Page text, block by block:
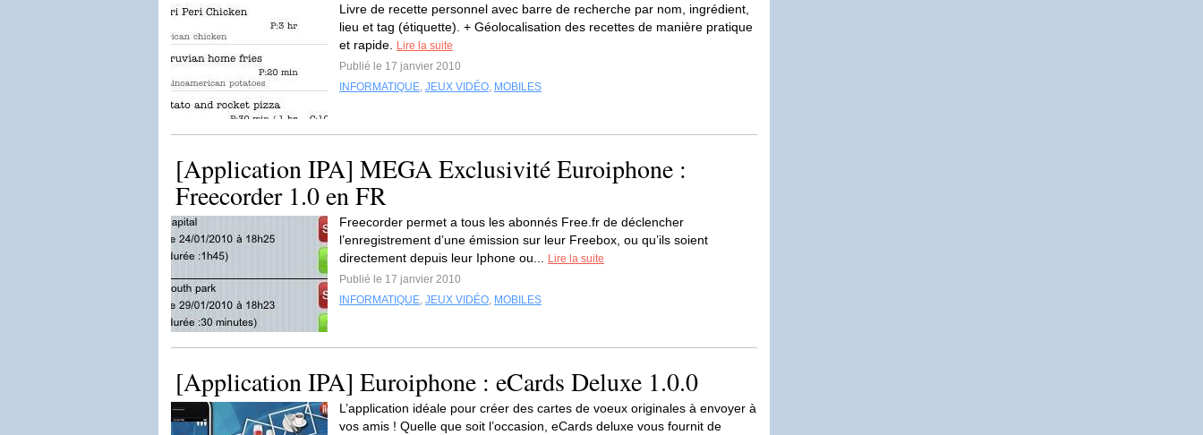
Livre de recette personnel avec barre de recherche par nom, ingrédient,
lieu et tag (étiquette). + Géolocalisation des recettes de manière pratique
et rapide.
Lire la suite
Publié le 17 janvier 2010
INFORMATIQUE, JEUX VIDÉO, MOBILES
[Application IPA] MEGA Exclusivité Euroiphone :
Freecorder 1.0 en FR
Freecorder permet a tous les abonnés Free.fr de déclencher
l’enregistrement d’une émission sur leur Freebox, ou qu’ils soient
directement depuis leur Iphone ou...
Lire la suite
Publié le 17 janvier 2010
INFORMATIQUE, JEUX VIDÉO, MOBILES
[Application IPA] Euroiphone : eCards Deluxe 1.0.0
L’application idéale pour créer des cartes de voeux originales à envoyer à
vos amis ! Quelle que soit l’occasion, eCards deluxe vous fournit de